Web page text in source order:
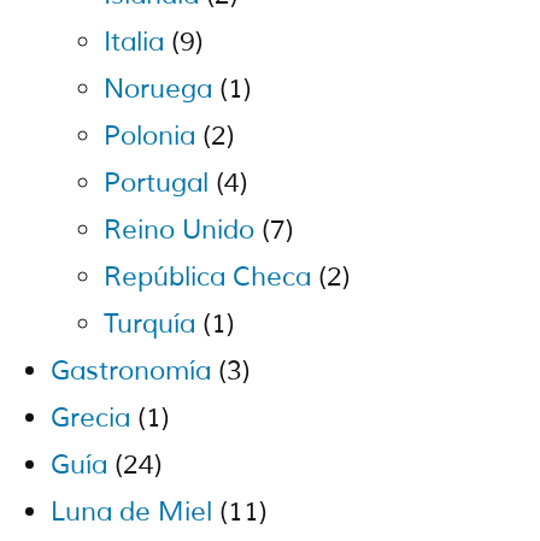
Italia (9)
Noruega (1)
Polonia (2)
Portugal (4)
Reino Unido (7)
República Checa (2)
Turquía (1)
Gastronomía (3)
Grecia (1)
Guía (24)
Luna de Miel (11)